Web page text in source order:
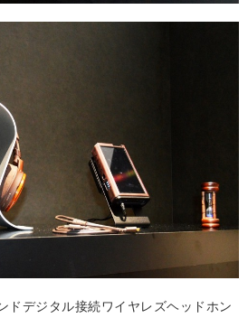
ドデジタル接続ワイヤレズヘッドホン